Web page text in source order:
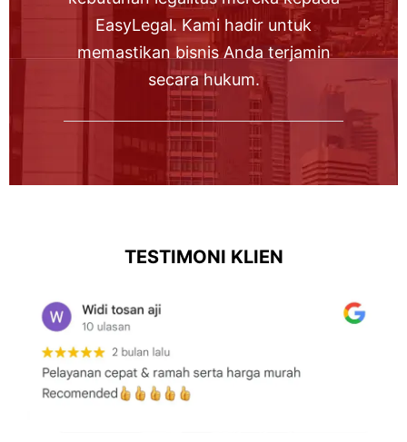
EasyLegal. Kami hadir untuk
memastikan bisnis Anda terjamin
secara hukum.
TESTIMONI KLIEN